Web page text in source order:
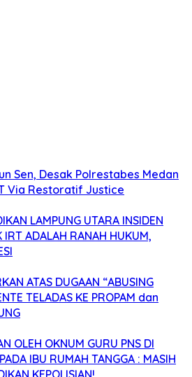
Sen, Desak Polrestabes Medan
Via Restoratif Justice
LAMPUNG UTARA INSIDEN
IRT ADALAH RANAH HUKUM,
ATAS DUGAAN “ABUSING
TELADAS KE PROPAM dan
OLEH OKNUM GURU PNS DI
IBU RUMAH TANGGA : MASIH
KEPOLISIAN!